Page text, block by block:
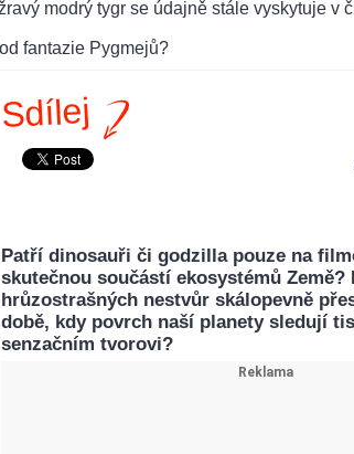
Sdílej
Patří dinosauři či godzilla pouze na
skutečnou součástí ekosystémů
hrůzostrašných nestvůr skálopevně
době, kdy povrch naší planety sledují
senzačním tvorovi?